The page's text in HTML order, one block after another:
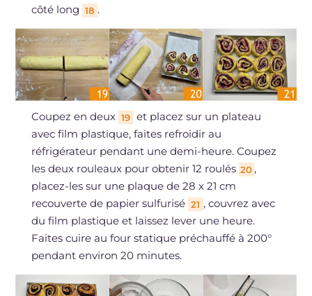
côté long 18 .
Coupez en deux 19 et placez sur un plateau
avec film plastique, faites refroidir au
réfrigérateur pendant une demi-heure. Coupez
les deux rouleaux pour obtenir 12 roulés 20 ,
placez-les sur une plaque de 28 x 21 cm
recouverte de papier sulfurisé 21 , couvrez avec
du film plastique et laissez lever une heure.
Faites cuire au four statique préchauffé à 200°
pendant environ 20 minutes.